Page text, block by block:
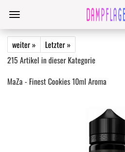
weiter »
Letzter »
215 Artikel in dieser Kategorie
MaZa - Finest Cookies 10ml Aroma